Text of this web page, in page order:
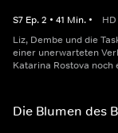
S7 Ep.2 • 41 Min. • HD
Liz, Dembe und die
einer unerwarteten
Katarina Rostova
Die Blumen des